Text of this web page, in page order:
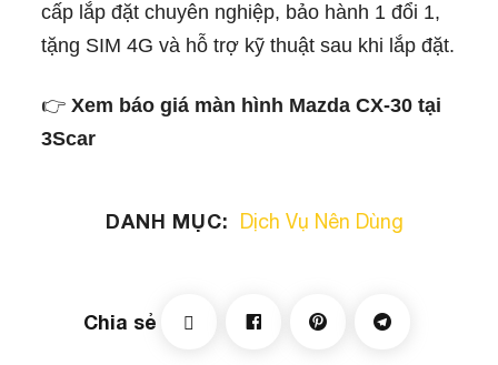
cấp lắp đặt chuyên nghiệp, bảo hành 1 đổi 1,
tặng SIM 4G và hỗ trợ kỹ thuật sau khi lắp đặt.
👉 Xem báo giá màn hình Mazda CX‑30 tại
3Scar
DANH MỤC: Dịch Vụ Nên Dùng
Chia sẻ